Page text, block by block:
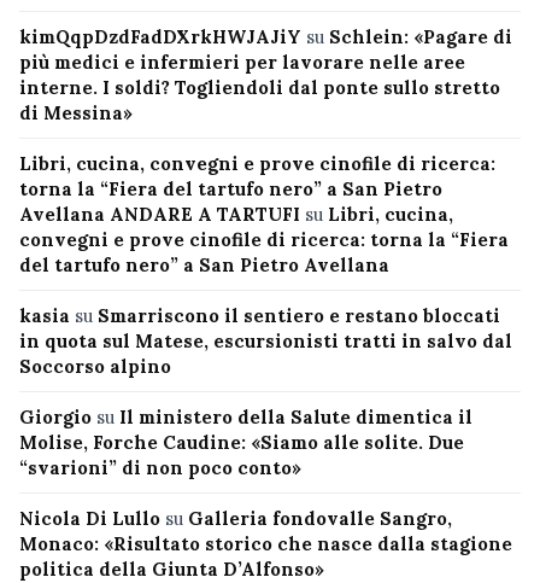
kimQqpDzdFadDXrkHWJAJiY su Schlein: «Pagare di
più medici e infermieri per lavorare nelle aree
interne. I soldi? Togliendoli dal ponte sullo stretto
di Messina»
Libri, cucina, convegni e prove cinofile di ricerca:
torna la “Fiera del tartufo nero” a San Pietro
Avellana ANDARE A TARTUFI su Libri, cucina,
convegni e prove cinofile di ricerca: torna la “Fiera
del tartufo nero” a San Pietro Avellana
kasia su Smarriscono il sentiero e restano bloccati
in quota sul Matese, escursionisti tratti in salvo dal
Soccorso alpino
Giorgio su Il ministero della Salute dimentica il
Molise, Forche Caudine: «Siamo alle solite. Due
“svarioni” di non poco conto»
Nicola Di Lullo su Galleria fondovalle Sangro,
Monaco: «Risultato storico che nasce dalla stagione
politica della Giunta D’Alfonso»